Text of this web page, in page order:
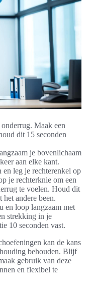
Maak een
dit 15 seconden
je bovenlichaam
aan elke kant.
en leg je rechterenkel op
je rechterknie om een
te voelen. Houd dit
het andere been.
en loop langzaam met
strekking in je
10 seconden vast.
kan de kans
behouden. Blijf
gebruik van deze
en flexibel te